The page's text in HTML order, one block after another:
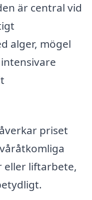
är central vid
alger, mögel
priset
eller liftarbete,